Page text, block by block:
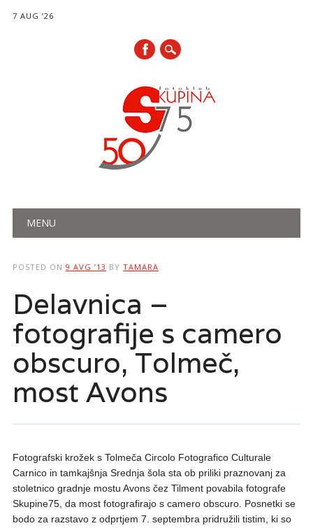
7 AUG ’26
Main menu
MENU
POSTED ON 9 AVG ’13 BY TAMARA
Delavnica –
fotografije s camero
obscuro, Tolmeč,
most Avons
Fotografski krožek s Tolmeča Circolo Fotografico Culturale
Carnico in tamkajšnja Srednja šola sta ob priliki praznovanj za
stoletnico gradnje mostu Avons čez Tilment povabila fotografe
Skupine75, da most fotografirajo s camero obscuro. Posnetki se
bodo za razstavo z odprtjem 7. septembra pridružili tistim, ki so